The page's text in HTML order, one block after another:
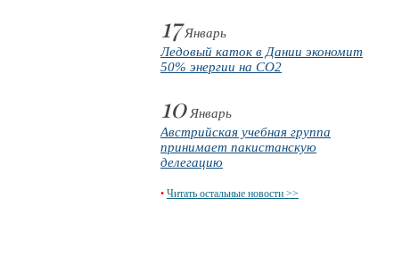
17Январь
Ледовый каток в Дании экономит
50% энергии на CO2
10Январь
Австрийская учебная группа
принимает пакистанскую
делегацию
• Читать остальные новости >>